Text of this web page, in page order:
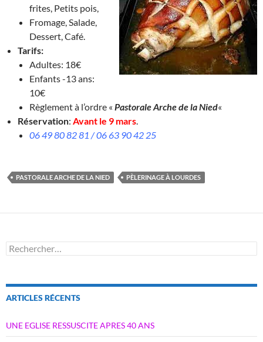
frites, Petits pois,
Fromage, Salade,
Dessert, Café.
Tarifs:
Adultes: 18€
Enfants -13 ans:
10€
Règlement à l’ordre « Pastorale Arche de la Nied«
Réservation: Avant le 9 mars.
06 49 80 82 81 / 06 63 90 42 25
PASTORALE ARCHE DE LA NIED PÈLERINAGE À LOURDES
Rechercher :
ARTICLES RÉCENTS
UNE EGLISE RESSUSCITE APRES 40 ANS